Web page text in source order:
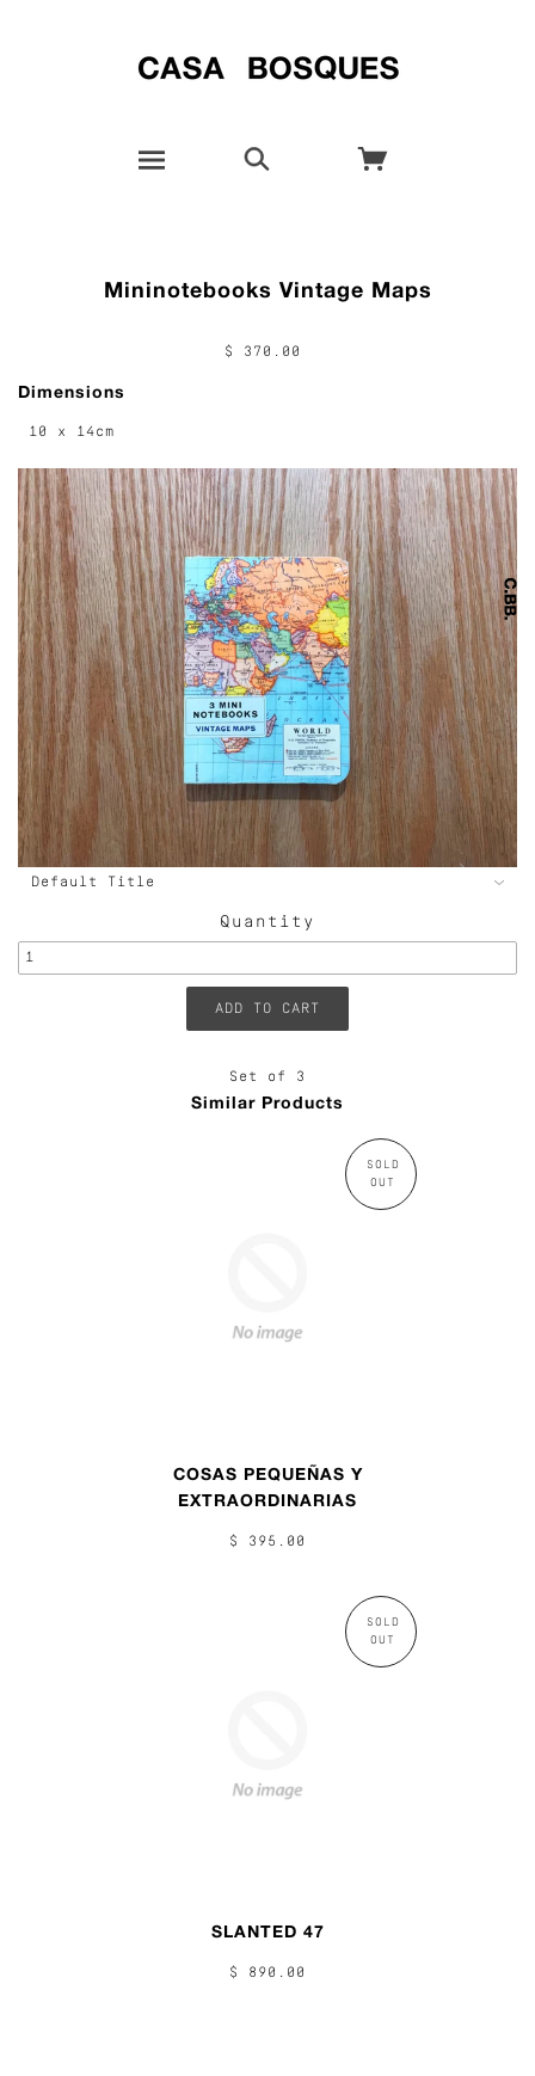
Mininotebooks Vintage Maps
$ 370.00
Dimensions
10 x 14cm
Quantity
Set of 3
Similar Products
SOLD
OUT
COSAS PEQUEÑAS Y
EXTRAORDINARIAS
$ 395.00
SOLD
OUT
SLANTED 47
$ 890.00